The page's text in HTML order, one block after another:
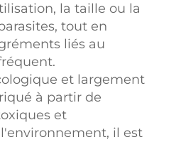
la taille ou la
tout en
liés au
et largement
à partir de
et
il est